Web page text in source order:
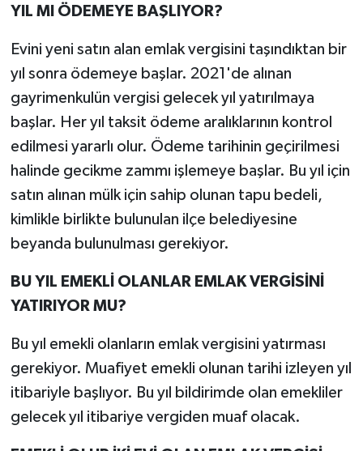
YIL MI ÖDEMEYE BAŞLIYOR?
Evini yeni satın alan emlak vergisini taşındıktan bir
yıl sonra ödemeye başlar. 2021'de alınan
gayrimenkulün vergisi gelecek yıl yatırılmaya
başlar. Her yıl taksit ödeme aralıklarının kontrol
edilmesi yararlı olur. Ödeme tarihinin geçirilmesi
halinde gecikme zammı işlemeye başlar. Bu yıl için
satın alınan mülk için sahip olunan tapu bedeli,
kimlikle birlikte bulunulan ilçe belediyesine
beyanda bulunulması gerekiyor.
BU YIL EMEKLİ OLANLAR EMLAK VERGİSİNİ
YATIRIYOR MU?
Bu yıl emekli olanların emlak vergisini yatırması
gerekiyor. Muafiyet emekli olunan tarihi izleyen yıl
itibariyle başlıyor. Bu yıl bildirimde olan emekliler
gelecek yıl itibariye vergiden muaf olacak.